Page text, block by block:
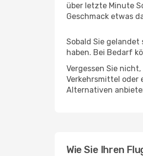
über letzte Minute
Geschmack etwas
Sobald Sie
haben. Bei Bedarf
Vergessen Sie
Verkehrsmittel oder
Alternativen
Wie Sie Ihren